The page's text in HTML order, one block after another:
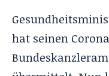
hat seinen